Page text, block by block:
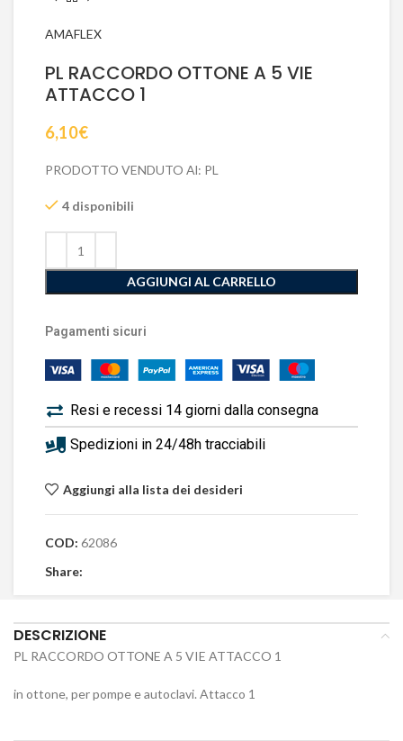
AMAFLEX
PL RACCORDO OTTONE A 5 VIE
ATTACCO 1
6,10€
PRODOTTO VENDUTO Al: PL
4 disponibili
AGGIUNGI AL CARRELLO
Pagamenti sicuri
Resi e recessi 14 giorni dalla consegna
Spedizioni in 24/48h tracciabili
Aggiungi alla lista dei desideri
COD: 62086
Share:
DESCRIZIONE
PL RACCORDO OTTONE A 5 VIE ATTACCO 1
in ottone, per pompe e autoclavi. Attacco 1